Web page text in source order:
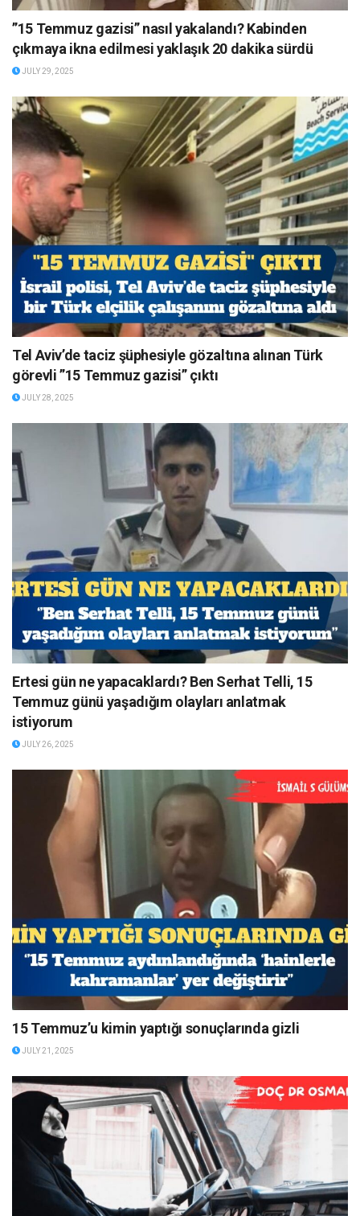
”15 Temmuz gazisi” nasıl yakalandı? Kabinden
çıkmaya ikna edilmesi yaklaşık 20 dakika sürdü
JULY 29, 2025
Tel Aviv’de taciz şüphesiyle gözaltına alınan Türk
görevli ”15 Temmuz gazisi” çıktı
JULY 28, 2025
Ertesi gün ne yapacaklardı? Ben Serhat Telli, 15
Temmuz günü yaşadığım olayları anlatmak
istiyorum
JULY 26, 2025
15 Temmuz’u kimin yaptığı sonuçlarında gizli
JULY 21, 2025